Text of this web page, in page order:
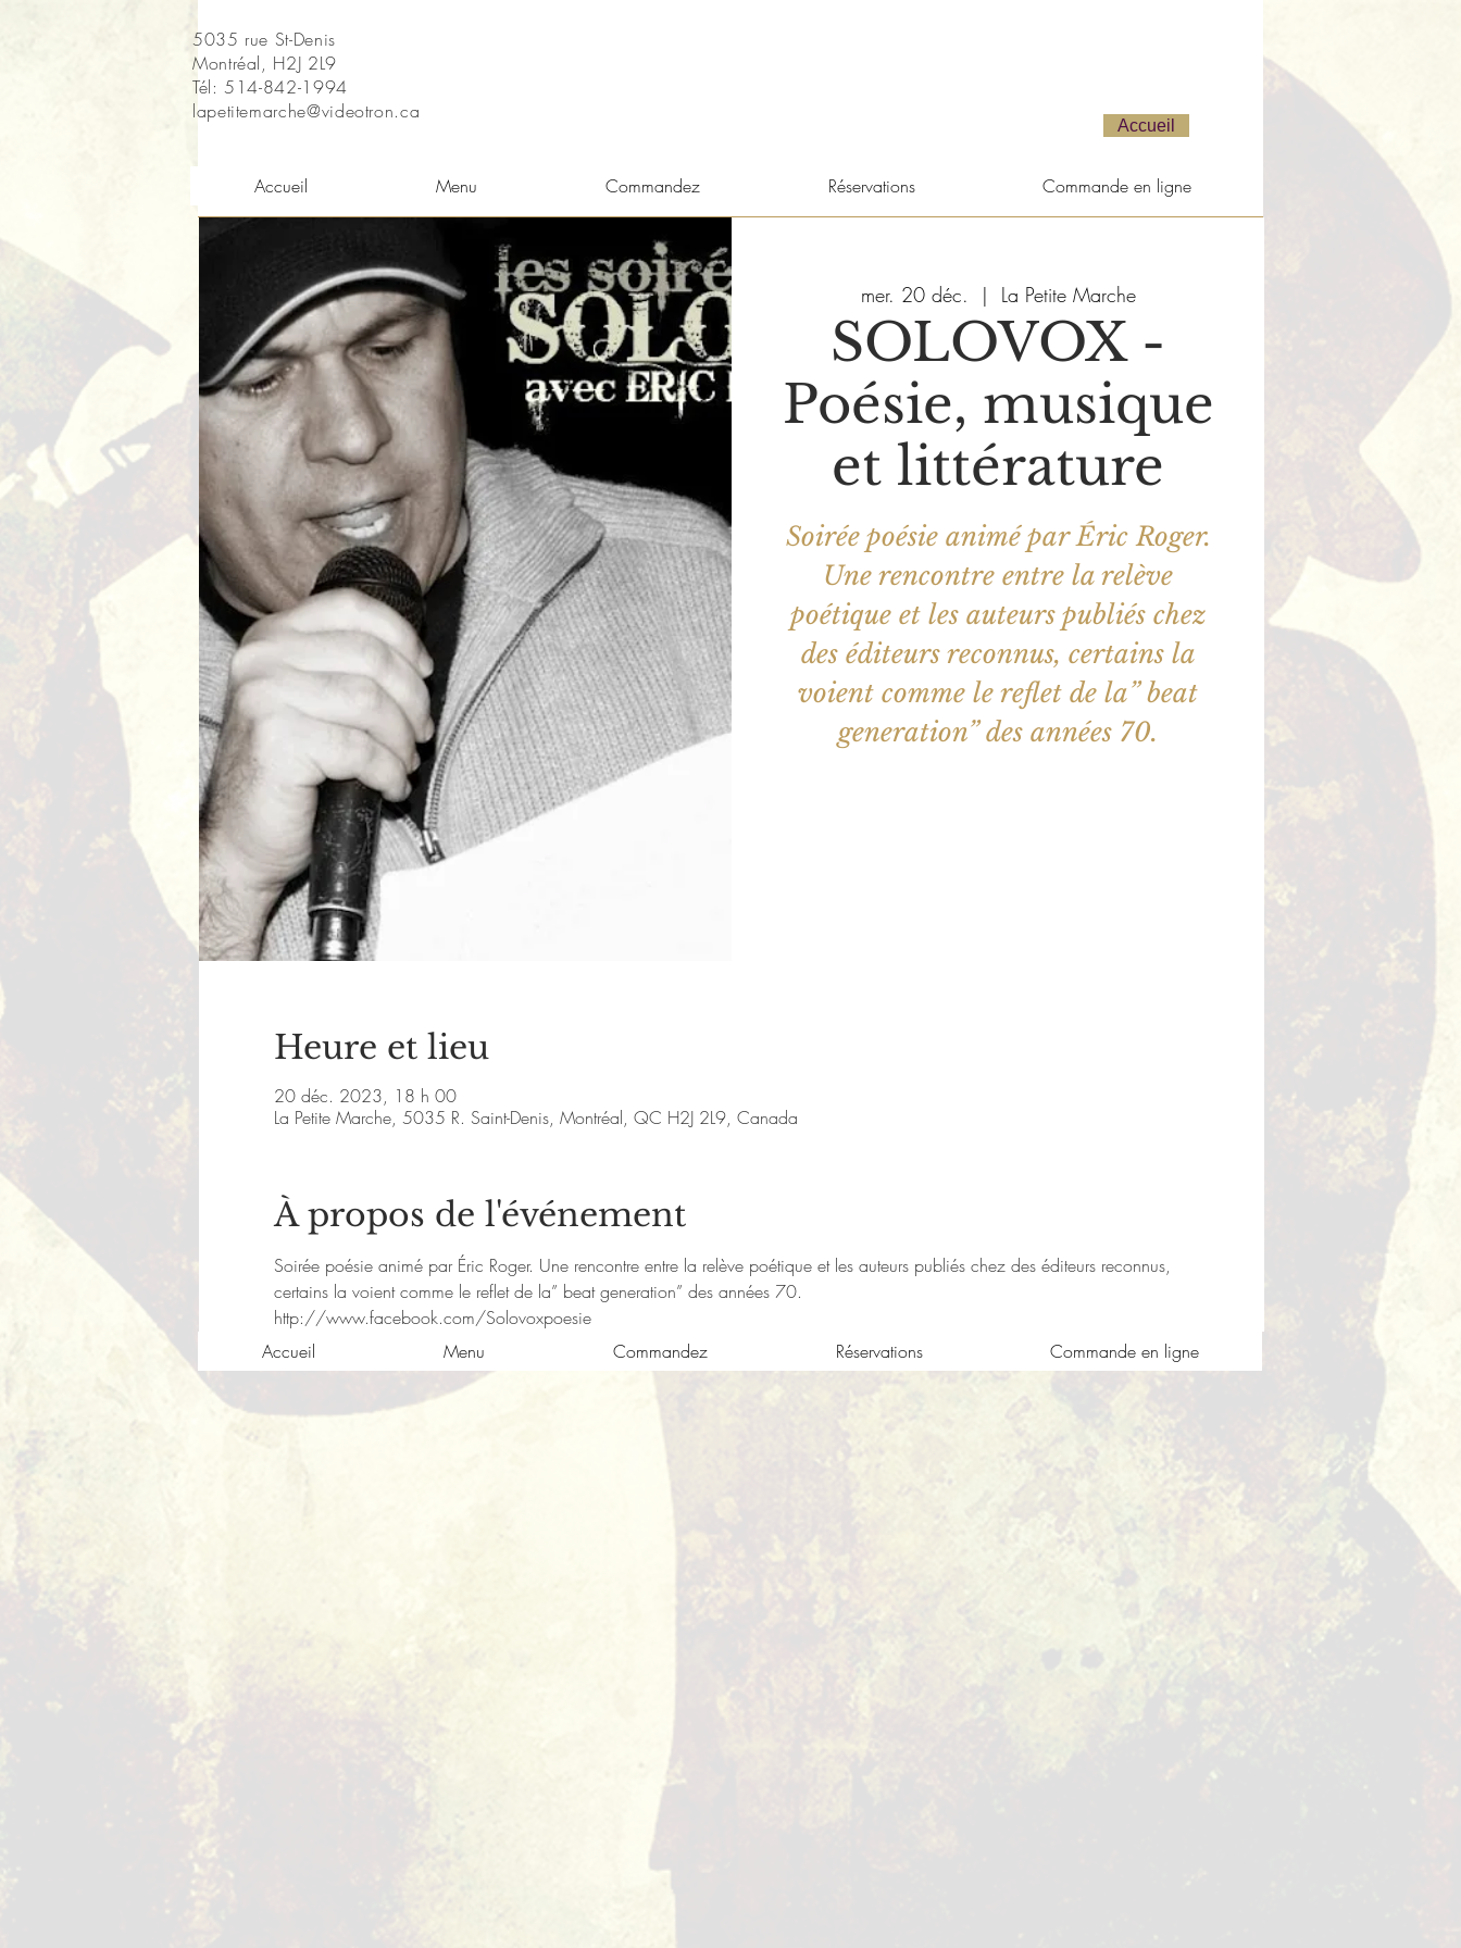
5035 rue St-Denis
Montréal, H2J 2L9
Tél: 514-842-1994
lapetitemarche@videotron.ca
Accueil
Accueil Menu Commandez Réservations Commande en ligne
mer. 20 déc.
  |
La Petite Marche
SOLOVOX -
Poésie, musique
et littérature
Soirée poésie animé par Éric Roger.
Une rencontre entre la relève
poétique et les auteurs publiés chez
des éditeurs reconnus, certains la
voient comme le reflet de la” beat
generation” des années 70.
Heure et lieu
20 déc. 2023, 18 h 00
La Petite Marche, 5035 R. Saint-Denis, Montréal, QC H2J 2L9, Canada
À propos de l'événement
Soirée poésie animé par Éric Roger. Une rencontre entre la relève poétique et les auteurs publiés chez des éditeurs reconnus,
certains la voient comme le reflet de la” beat generation” des années 70.
http://www.facebook.com/Solovoxpoesie
Accueil
Menu Commandez Réservations Commande en ligne